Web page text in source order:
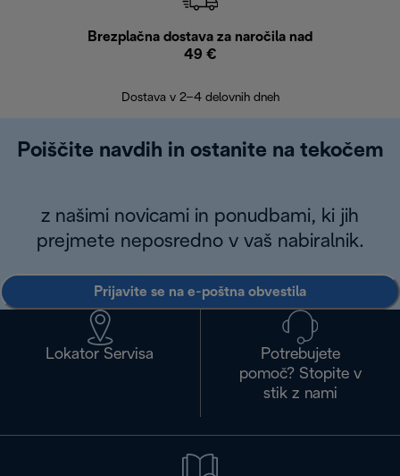
Brezplačna dostava za naročila nad
49 €
Dostava v 2–4 delovnih dneh
Poiščite navdih in ostanite na tekočem
z našimi novicami in ponudbami, ki jih
prejmete neposredno v vaš nabiralnik.
Prijavite se na e-poštna obvestila
Lokator Servisa
Potrebujete
pomoč? Stopite v
stik z nami